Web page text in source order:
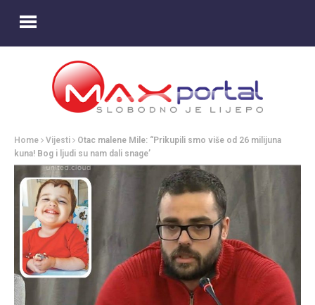
Home Vijesti
Otac malene Mile: “Prikupili smo više od 26 milijuna
kuna! Bog i ljudi su nam dali snage’